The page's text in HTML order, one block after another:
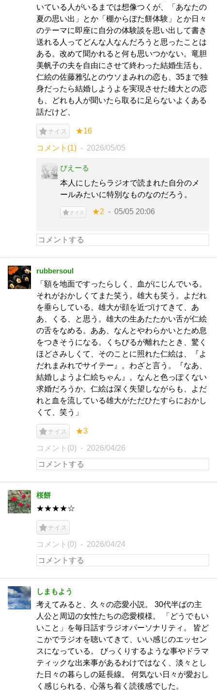
いている人がいるまでは想像つくが、「あなたの
夏の思い出」とか「棚からぼた餅体験」とか日々
のテーマに即座に自分の体験談を思い出して書き
送れる人ってどんな人なんだろうと思ったことは
ある。改めて聞かれると何も思いつかない。竜胆
美帆子の夫を自由にさせて終わった結婚生活も、
仁絵の佐藤雅弘とのウソまみれの恋も、35まで独
身だったら結婚しようよを実現させた雄大との恋
も、どれも人が聞いたら取るに足らないよくある
話だけど、
ナイス ★16
コメント(1) 2026/05/05
ぴえーる
本人にしたらラジオで読まれた自分のメ
ールみたいに特別なものなのだろう。
ナイス ★2 05/05 20:06
rubbersoul
「額を地面ですったらしく、血がにじんでいる。
それがおかしくてまた笑う。雄大も笑う。よだれ
を垂らしている。雄大が顔を近づけてきて、あ
あ、くる、と思う。雄大の生あたたかい舌が仁絵
の舌をなめる。ああ、なんとやわらかいとため息
をつきそうになる。くちびるが離れたとき、驚く
ほどさみしくて、そのことに照れた仁絵は、『よ
だれまみれでサイテー』。わざと言う。『なあ、
結婚しようよ仁絵ちゃん』。なんと色っぽくない
求婚だろうか。仁絵は深く失望しながらも、よだ
れと血を流している雄大がただひたすらにおかし
くて、笑う」
ナイス ★3
コメント(0) 2026/04/26
桜餅
★★★★☆
ナイス
コメント(0) 2026/04/24
しまもよう
考えてみると、久々の恋愛小説。 30代半ばの主
人公と周辺の女性たちの恋愛模様。 「どうでもい
いこと」を毎日話すラジオパーソナリティ。 皆ど
こかでラジオを聴いてきて、いい感じのエッセン
スになっている。 びっくりするような事やドラマ
ティックな出来事があるわけではなく、淡々とし
た日々の暮らしの延長線。 何気ない日々が愛おし
く感じられる、心落ち着く読後感でした。